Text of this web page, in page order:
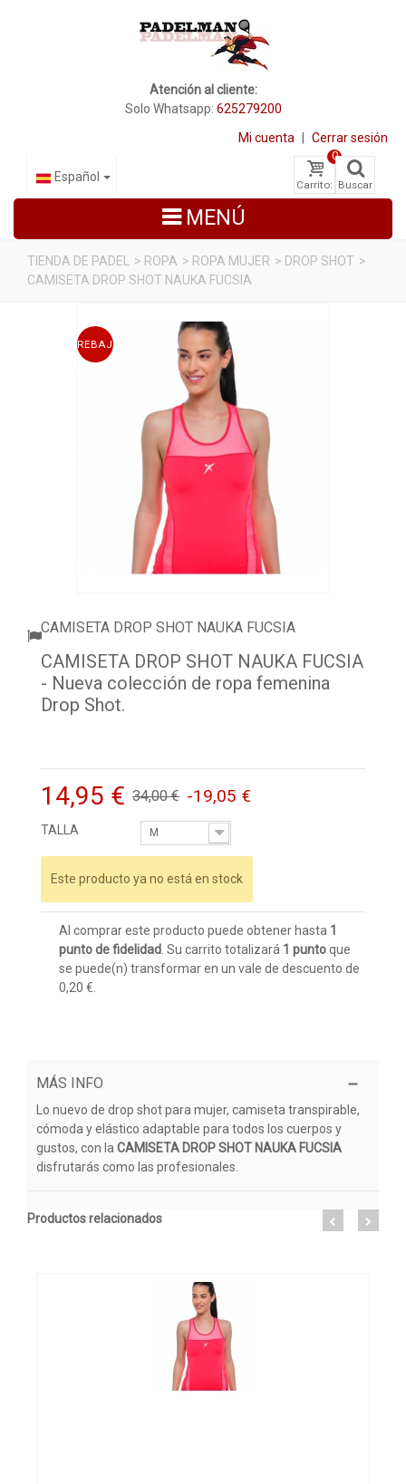
Atención al cliente:
Solo Whatsapp: 625279200
Mi cuenta Cerrar sesión
Carrito:
0
Buscar
Español
MENÚ
ZAPATILLAS DE PADEL
TIENDA DE PADEL > ROPA > ROPA MUJER > DROP SHOT >
CAMISETA DROP SHOT NAUKA FUCSIA
REBAJADO
CAMISETA DROP SHOT NAUKA FUCSIA
CAMISETA DROP SHOT NAUKA FUCSIA
- Nueva colección de ropa femenina
Drop Shot.
14,95 € 34,00 € -19,05 €
TALLA M
Este producto ya no está en stock
Al comprar este producto puede obtener hasta 1
punto de fidelidad . Su carrito totalizará 1 puntoque
se puede(n) transformar en un vale de descuento de
0,20 €
MÁS INFO
Lo nuevo de drop shot para mujer, camiseta transpirable,
cómoda y elástico adaptable para todos los cuerpos y
gustos, con la CAMISETA DROP SHOT NAUKA FUCSIA
disfrutarás como las profesionales.
Productos relacionados